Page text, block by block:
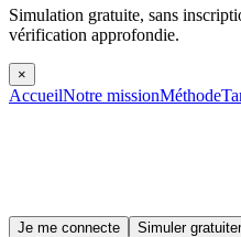
Simulation gratuite, sans
vérification approfondie.
×
AccueilNotre missionMéthode
Je me connecte Simuler